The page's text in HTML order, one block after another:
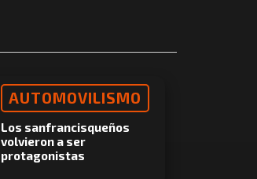
AUTOMOVILISMO
Los sanfrancisqueños
volvieron a ser
protagonistas